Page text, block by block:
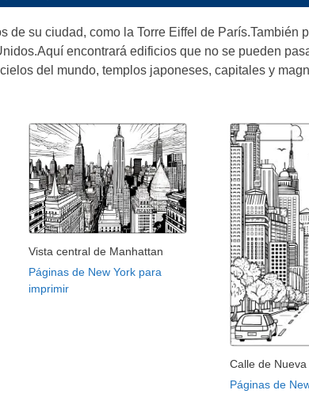
su ciudad, como la Torre Eiffel de París.También
encontrará edificios que no se pueden
del mundo, templos japoneses, capitales y
Vista central de Manhattan
Páginas de New York para
imprimir
Calle de Nueva
Páginas de